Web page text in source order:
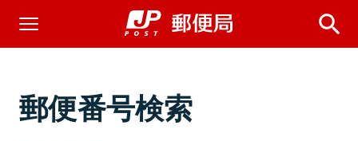
郵便番号検索